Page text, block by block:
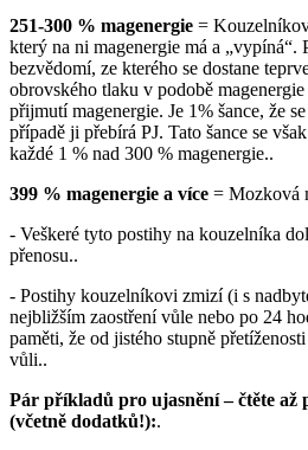
251-300 % magenergie =
který na ni magenergie má a „vypíná“.
bezvědomí, ze kterého se dostane
obrovského tlaku v podobě
přijmutí magenergie. Je 1% šance, že
případě ji přebírá PJ. Tato šance se
každé 1 % nad 300 % magenergie..
399 % magenergie a více = Mozková
- Veškeré tyto postihy na kouzelníka
přenosu..
- Postihy kouzelníkovi zmizí (i s
nejbližším zaostření vůle nebo po 24
paměti, že od jistého stupně
vůli..
Pár příkladů pro ujasnění – čtěte až
(včetně dodatků!):.